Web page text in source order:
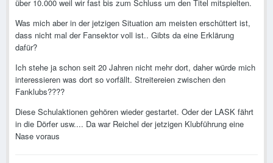
über 10.000 weil wir fast bis zum Schluss um den Titel mitspielten.
Was mich aber in der jetzigen Situation am meisten erschüttert ist,
dass nicht mal der Fansektor voll ist.. Gibts da eine Erklärung
dafür?
Ich stehe ja schon seit 20 Jahren nicht mehr dort, daher würde mich
interessieren was dort so vorfällt. Streitereien zwischen den
Fanklubs????
Diese Schulaktionen gehören wieder gestartet. Oder der LASK fährt
in die Dörfer usw.... Da war Reichel der jetzigen Klubführung eine
Nase voraus